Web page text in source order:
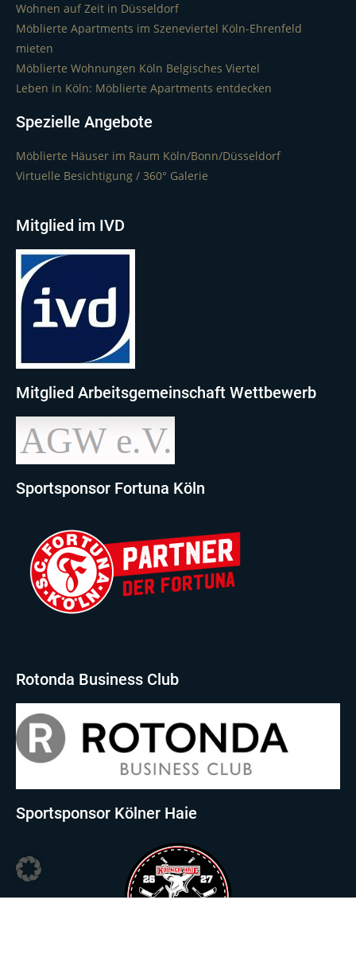
Wohnen auf Zeit in Düsseldorf
Möblierte Apartments im Szeneviertel Köln-Ehrenfeld
mieten
Möblierte Wohnungen Köln Belgisches Viertel
Leben in Köln: Möblierte Apartments entdecken
Spezielle Angebote
Möblierte Häuser im Raum Köln/Bonn/Düsseldorf
Virtuelle Besichtigung / 360° Galerie
Mitglied im IVD
Mitglied Arbeitsgemeinschaft Wettbewerb
Sportsponsor Fortuna Köln
Rotonda Business Club
Sportsponsor Kölner Haie